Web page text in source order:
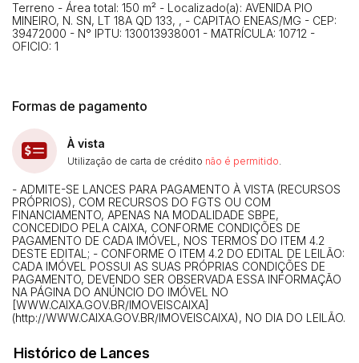
Terreno - Área total: 150 m² - Localizado(a): AVENIDA PIO
MINEIRO, N. SN, LT 18A QD 133, , - CAPITAO ENEAS/MG - CEP:
39472000 - N° IPTU: 130013938001 - MATRÍCULA: 10712 -
OFICIO: 1
Formas de pagamento
À vista
Utilização de carta de crédito não é permitido
- ADMITE-SE LANCES PARA PAGAMENTO À VISTA (RECURSOS
PRÓPRIOS), COM RECURSOS DO FGTS OU COM
FINANCIAMENTO, APENAS NA MODALIDADE SBPE,
CONCEDIDO PELA CAIXA, CONFORME CONDIÇÕES DE
PAGAMENTO DE CADA IMÓVEL, NOS TERMOS DO ITEM 4.2
DESTE EDITAL; - CONFORME O ITEM 4.2 DO EDITAL DE LEILÃO:
CADA IMÓVEL POSSUI AS SUAS PRÓPRIAS CONDIÇÕES DE
PAGAMENTO, DEVENDO SER OBSERVADA ESSA INFORMAÇÃO
NA PÁGINA DO ANÚNCIO DO IMÓVEL NO
[WWW.CAIXA.GOV.BR/IMOVEISCAIXA]
(http://WWW.CAIXA.GOV.BR/IMOVEISCAIXA), NO DIA DO LEILÃO.
Histórico de Lances